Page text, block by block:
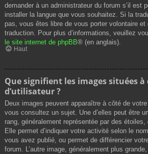
demander à un administrateur du forum s’il est
installer la langue que vous souhaitez. Si la
pas, vous êtes libre de vous porter volontaire
traduction. Pour plus d’informations, veuillez
le site internet de phpBB® (en anglais).
Haut
Que signifient les images situées
d’utilisateur ?
Deux images peuvent apparaître à côté de
vous consultez un sujet. Une d’elles peut être
rang, généralement représentée par des
Elle permet d’indiquer votre activité selon le
vous avez publié, ou permet de différencier
forum. L’autre image, généralement plus